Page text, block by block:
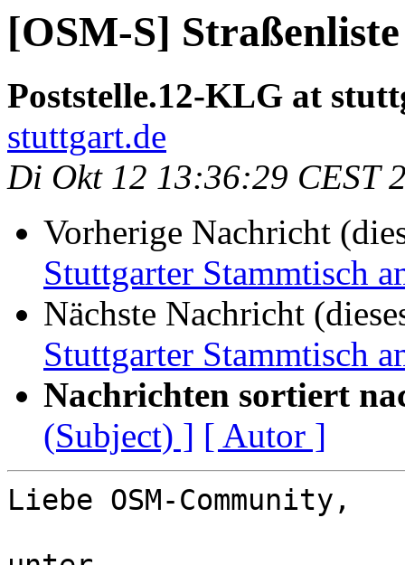
[OSM-S]
Poststelle.12-KLG at
stuttgart.de
Di Okt 12 13:36:29 CEST
Vorherige Nachricht
Stuttgarter Stammtisch
Nächste Nachricht
Stuttgarter Stammtisch
Nachrichten sortiert
(Subject) ] [ Autor ]
Liebe OSM-Community,